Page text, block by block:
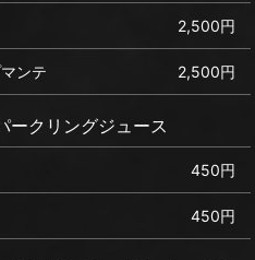
2,500円
ンテ 2,500円
ークリングジュース
450円
450円